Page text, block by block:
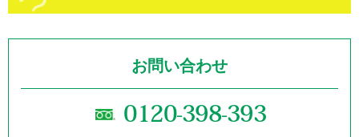
お問い合わせ
0120-398-393